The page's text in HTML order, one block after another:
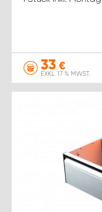
33 €
EXKL. 17 % MWST.